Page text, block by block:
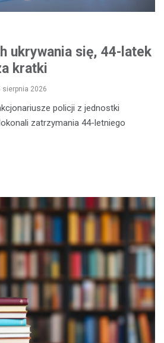
ukrywania się, 44-latek
kratki
sierpnia 2026
policji z jednostki
zatrzymania 44-letniego